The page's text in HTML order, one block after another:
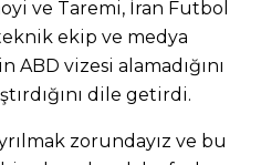
ve Taremi, İran Futbol
teknik ekip ve medya
vizesi alamadığını
dile getirdi.
zorundayız ve bu